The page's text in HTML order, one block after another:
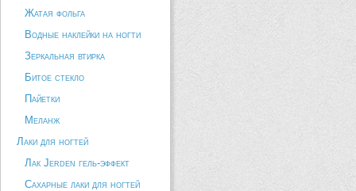
Жатая фольга
Водные наклейки на ногти
Зеркальная втирка
Битое стекло
Пайетки
Меланж
Лаки для ногтей
Лак Jerden гель-эффект
Сахарные лаки для ногтей